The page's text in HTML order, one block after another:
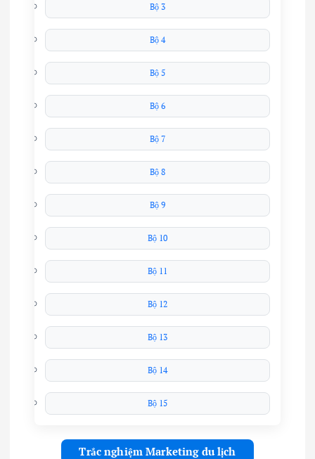
Bộ 3
Bộ 4
Bộ 5
Bộ 6
Bộ 7
Bộ 8
Bộ 9
Bộ 10
Bộ 11
Bộ 12
Bộ 13
Bộ 14
Bộ 15
Trắc nghiệm Marketing du lịch